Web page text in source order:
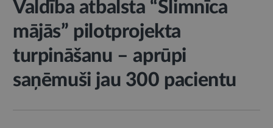
Valdība atbalsta “Slimnīca
mājās” pilotprojekta
turpināšanu – aprūpi
saņēmuši jau 300 pacientu